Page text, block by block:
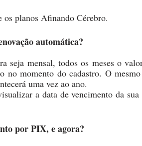
os planos Afinando Cérebro.
automática?
seja mensal, todos os meses o
no momento do cadastro. O
uma vez ao ano.
a data de vencimento da
por PIX, e agora?